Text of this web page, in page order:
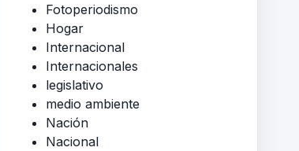
Fotoperiodismo
Hogar
Internacional
Internacionales
legislativo
medio ambiente
Nación
Nacional